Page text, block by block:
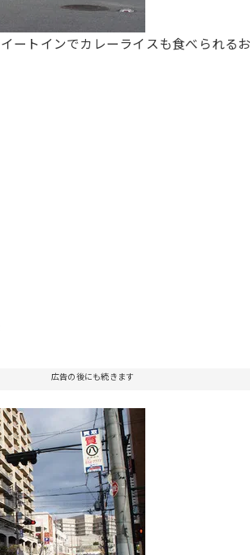
ートインでカレーライスも食べられるお
広告の後にも続きます